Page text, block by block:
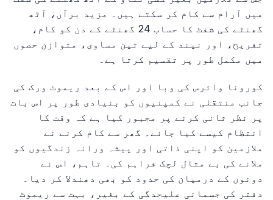
میں آرام سے کام کر سکتے ہیں۔ مزید برآں، آٹھ
گھنٹے کی شفٹ کا حساب 24 گھنٹے کے دن کو کام،
تفریح، اور نیند کے لیے تین مساوی، متوازن حصوں
میں مکمل طور پر تقسیم کرتا ہے۔
کورونا وائرس کی وبا اور اس کے بعد ریموٹ ورک کی
جانب منتقلی نے کمپنیوں کو بنیادی طور پر اس بات
پر نظر ثانی کرنے پر مجبور کیا ہے کہ وقت کا
انتظام کیسے کیا جائے۔ گھر سے کام کرنے نے
ملازمین کو اپنی ذاتی اور پیشہ ورانہ زندگیوں کو
ملانے کی بے مثال لچک فراہم کی۔ تاہم، اس نے
دونوں کے درمیان کی حدود کو بھی دھندلا کر دیا۔
دفتر کی جسمانی علیحدگی کے بغیر، بہت سے ریموٹ